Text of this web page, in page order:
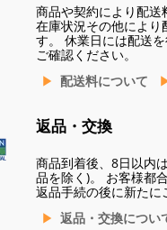
商品や契約により配送
在庫状況その他により
す。 休業日には配送
ご確認ください。
配送料について
返品・交換
商品到着後、8日以内
品を除く)。 お客様都
返品手続の後に新たに
返品・交換につい